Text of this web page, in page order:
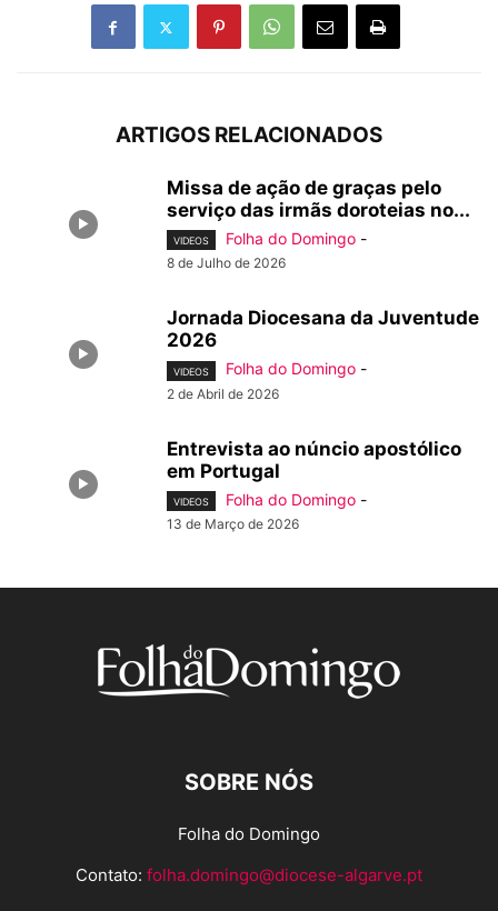
ARTIGOS RELACIONADOS
Missa de ação de graças pelo
serviço das irmãs doroteias no...
VIDEOS Folha do Domingo -
8 de Julho de 2026
Jornada Diocesana da Juventude
2026
VIDEOS Folha do Domingo -
2 de Abril de 2026
Entrevista ao núncio apostólico
em Portugal
VIDEOS Folha do Domingo -
13 de Março de 2026
SOBRE NÓS
Folha do Domingo
Contato: folha.domingo@diocese-algarve.pt